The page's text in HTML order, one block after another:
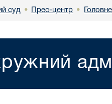
суд • Прес-центр • Головне